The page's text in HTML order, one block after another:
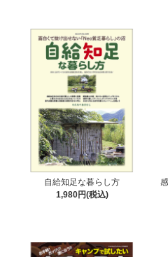
自給知足な暮らし方
1,980円(税込)